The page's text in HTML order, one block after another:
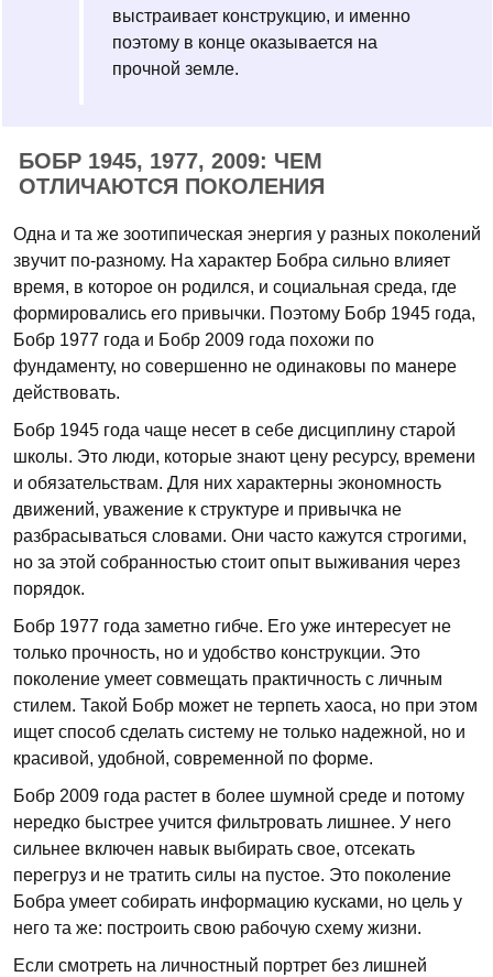
выстраивает конструкцию, и именно
поэтому в конце оказывается на
прочной земле.
БОБР 1945, 1977, 2009: ЧЕМ
ОТЛИЧАЮТСЯ ПОКОЛЕНИЯ
Одна и та же зоотипическая энергия у разных поколений
звучит по-разному. На характер Бобра сильно влияет
время, в которое он родился, и социальная среда, где
формировались его привычки. Поэтому Бобр 1945 года,
Бобр 1977 года и Бобр 2009 года похожи по
фундаменту, но совершенно не одинаковы по манере
действовать.
Бобр 1945 года чаще несет в себе дисциплину старой
школы. Это люди, которые знают цену ресурсу, времени
и обязательствам. Для них характерны экономность
движений, уважение к структуре и привычка не
разбрасываться словами. Они часто кажутся строгими,
но за этой собранностью стоит опыт выживания через
порядок.
Бобр 1977 года заметно гибче. Его уже интересует не
только прочность, но и удобство конструкции. Это
поколение умеет совмещать практичность с личным
стилем. Такой Бобр может не терпеть хаоса, но при этом
ищет способ сделать систему не только надежной, но и
красивой, удобной, современной по форме.
Бобр 2009 года растет в более шумной среде и потому
нередко быстрее учится фильтровать лишнее. У него
сильнее включен навык выбирать свое, отсекать
перегруз и не тратить силы на пустое. Это поколение
Бобра умеет собирать информацию кусками, но цель у
него та же: построить свою рабочую схему жизни.
Если смотреть на личностный портрет без лишней